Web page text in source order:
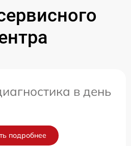
в день
подробнее